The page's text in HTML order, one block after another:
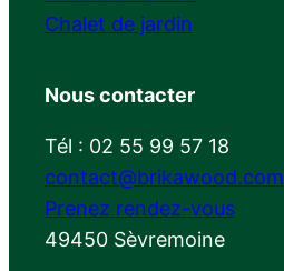
Chalet de jardin
Nous contacter
Tél : 02 55 99 57 18
contact@brikawood.com
Prenez rendez-vous
49450 Sèvremoine